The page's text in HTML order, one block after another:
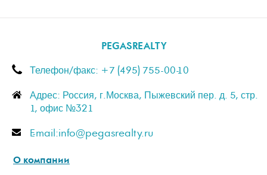
PEGASREALTY
Телефон/факс: +7 (495) 755-00-10
Адрес: Россия, г.Москва, Пыжевский пер. д. 5, стр.
1, офис №321
E-mail:info@pegasrealty.ru
О компании